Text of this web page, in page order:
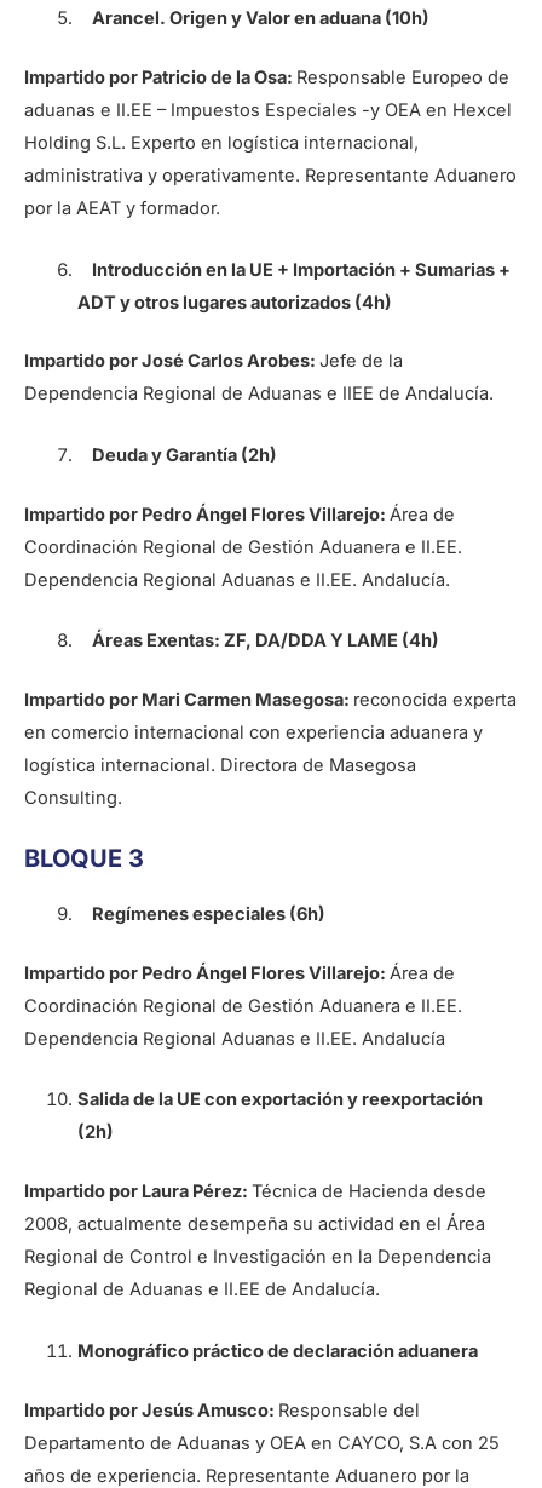
Arancel. Origen y Valor en aduana (10h)
Impartido por Patricio de la Osa: Responsable Europeo de
aduanas e II.EE – Impuestos Especiales -y OEA en Hexcel
Holding S.L. Experto en logística internacional,
administrativa y operativamente. Representante Aduanero
por la AEAT y formador.
Introducción en la UE + Importación + Sumarias +
ADT y otros lugares autorizados (4h)
Impartido por José Carlos Arobes: Jefe de la
Dependencia Regional de Aduanas e IIEE de Andalucía.
Deuda y Garantía (2h)
Impartido por Pedro Ángel Flores Villarejo: Área de
Coordinación Regional de Gestión Aduanera e II.EE.
Dependencia Regional Aduanas e II.EE. Andalucía.
Áreas Exentas: ZF, DA/DDA Y LAME (4h)
Impartido por Mari Carmen Masegosa: reconocida experta
en comercio internacional con experiencia aduanera y
logística internacional. Directora de Masegosa
Consulting.
BLOQUE 3
Regímenes especiales (6h)
Impartido por Pedro Ángel Flores Villarejo: Área de
Coordinación Regional de Gestión Aduanera e II.EE.
Dependencia Regional Aduanas e II.EE. Andalucía
Salida de la UE con exportación y reexportación
(2h)
Impartido por Laura Pérez: Técnica de Hacienda desde
2008, actualmente desempeña su actividad en el Área
Regional de Control e Investigación en la Dependencia
Regional de Aduanas e II.EE de Andalucía.
Monográfico práctico de declaración aduanera
Impartido por Jesús Amusco: Responsable del
Departamento de Aduanas y OEA en CAYCO, S.A con 25
años de experiencia. Representante Aduanero por la